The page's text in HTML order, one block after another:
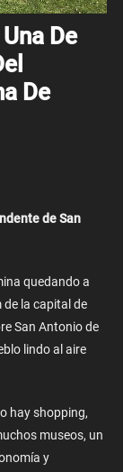
De
De
de San
quedando a
la capital de
San Antonio de
lindo al aire
hay shopping,
museos, un
y